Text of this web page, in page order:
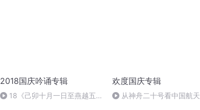
2018国庆吟诵专辑
18《己卯十月一日至燕越五
欢度国庆专辑
从神舟二十号看中国航天